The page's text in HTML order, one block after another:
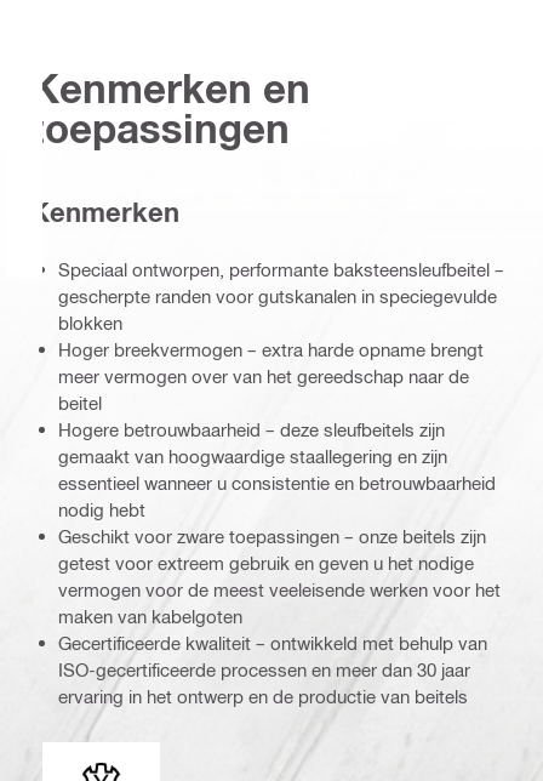
Kenmerken en
toepassingen
Kenmerken
Speciaal ontworpen, performante baksteensleufbeitel –
gescherpte randen voor gutskanalen in speciegevulde
blokken
Hoger breekvermogen – extra harde opname brengt
meer vermogen over van het gereedschap naar de
beitel
Hogere betrouwbaarheid – deze sleufbeitels zijn
gemaakt van hoogwaardige staallegering en zijn
essentieel wanneer u consistentie en betrouwbaarheid
nodig hebt
Geschikt voor zware toepassingen – onze beitels zijn
getest voor extreem gebruik en geven u het nodige
vermogen voor de meest veeleisende werken voor het
maken van kabelgoten
Gecertificeerde kwaliteit – ontwikkeld met behulp van
ISO-gecertificeerde processen en meer dan 30 jaar
ervaring in het ontwerp en de productie van beitels
Booradapter